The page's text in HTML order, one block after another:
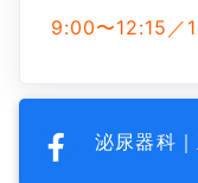
9:00〜12:15／
泌尿器科